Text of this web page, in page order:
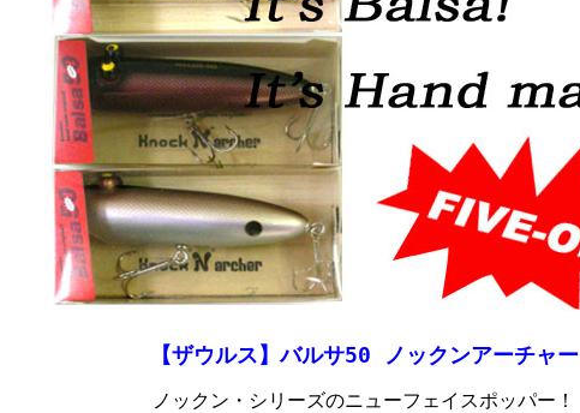
【ザウルス】バルサ50 ノックンアーチャー
ノックン・シリーズのニューフェイスポッパー！